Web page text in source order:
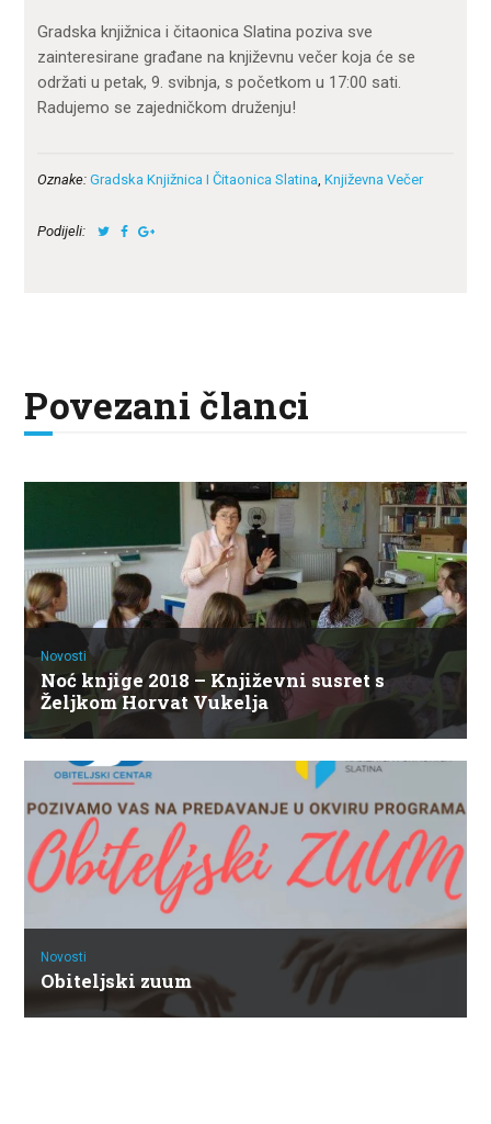
Gradska knjižnica i čitaonica Slatina poziva sve
zainteresirane građane na književnu večer koja će se
održati u petak, 9. svibnja, s početkom u 17:00 sati.
Radujemo se zajedničkom druženju!
Oznake: Gradska Knjižnica I Čitaonica Slatina,Književna Večer
Podijeli:
Povezani članci
Novosti
Noć knjige 2018 – Književni susret s
Željkom Horvat Vukelja
Novosti
Obiteljski zuum